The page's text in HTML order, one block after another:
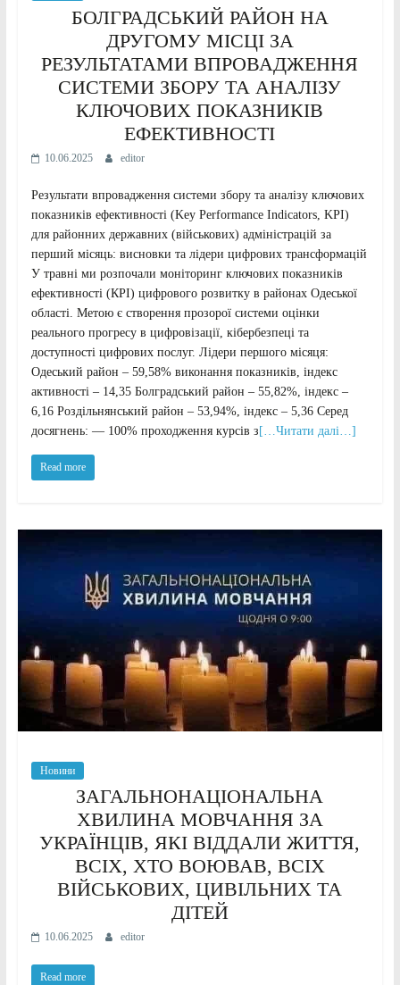
БОЛГРАДСЬКИЙ РАЙОН НА
ДРУГОМУ МІСЦІ ЗА
РЕЗУЛЬТАТАМИ ВПРОВАДЖЕННЯ
СИСТЕМИ ЗБОРУ ТА АНАЛІЗУ
КЛЮЧОВИХ ПОКАЗНИКІВ
ЕФЕКТИВНОСТІ
10.06.2025 editor
Результати впровадження системи збору та аналізу ключових
показників ефективності (Key Performance Indicators, KPI)
для районних державних (військових) адміністрацій за
перший місяць: висновки та лідери цифрових трансформацій
У травні ми розпочали моніторинг ключових показників
ефективності (КРІ) цифрового розвитку в районах Одеської
області. Метою є створення прозорої системи оцінки
реального прогресу в цифровізації, кібербезпеці та
доступності цифрових послуг. Лідери першого місяця:
Одеський район – 59,58% виконання показників, індекс
активності – 14,35 Болградський район – 55,82%, індекс –
6,16 Роздільнянський район – 53,94%, індекс – 5,36 Серед
досягнень: — 100% проходження курсів з […Читати далі…]
Read more
Новини
ЗАГАЛЬНОНАЦІОНАЛЬНА
ХВИЛИНА МОВЧАННЯ ЗА
УКРАЇНЦІВ, ЯКІ ВІДДАЛИ ЖИТТЯ,
ВСІХ, ХТО ВОЮВАВ, ВСІХ
ВІЙСЬКОВИХ, ЦИВІЛЬНИХ ТА
ДІТЕЙ
10.06.2025 editor
Read more